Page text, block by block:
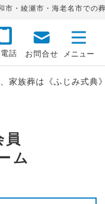
・綾瀬市・海老名市での
話 お問合せ
家族葬は《ふじみ式典
ム